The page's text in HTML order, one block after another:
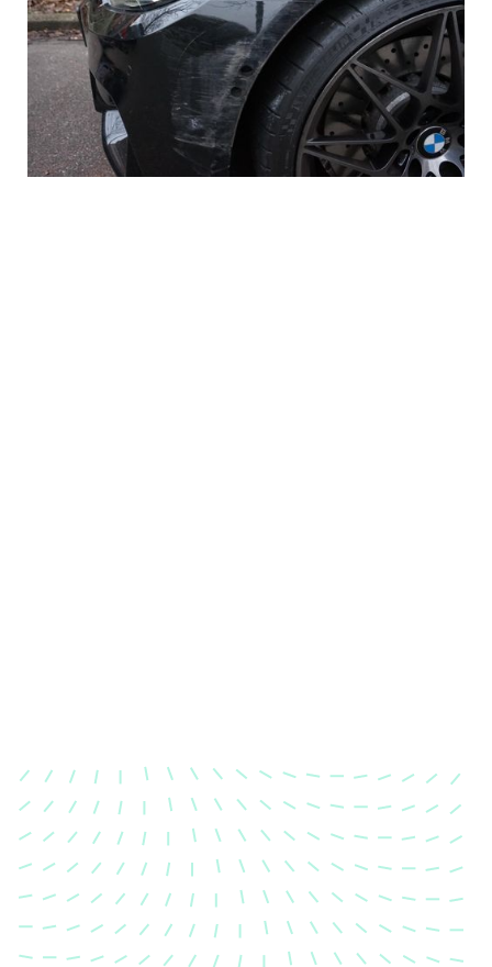
Karosserievermessung
Unsere exakte Karosserievermessung stellt sicher,
dass Ihre Fahrzeugkarosserie nach einem Unfall